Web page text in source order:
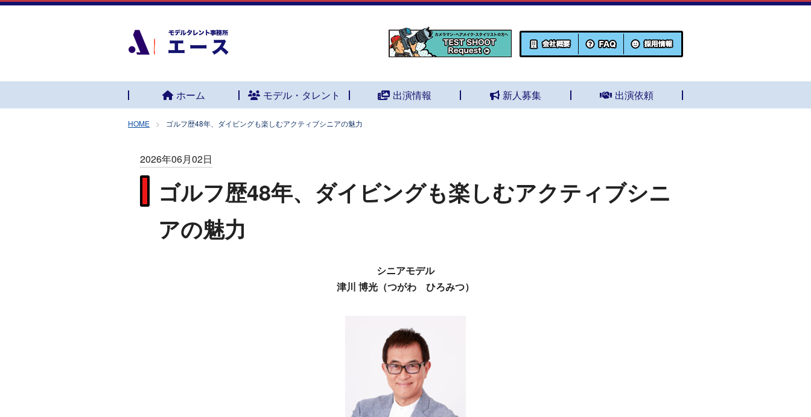
ホーム モデル・タレント 出演情報 新人募集 出演依頼
HOME ゴルフ歴48年、ダイビングも楽しむアクティブシニアの魅力
2026年06月02日
ゴルフ歴48年、ダイビングも楽しむアクティブシニ
アの魅力
シニアモデル
津川 博光（つがわ ひろみつ）